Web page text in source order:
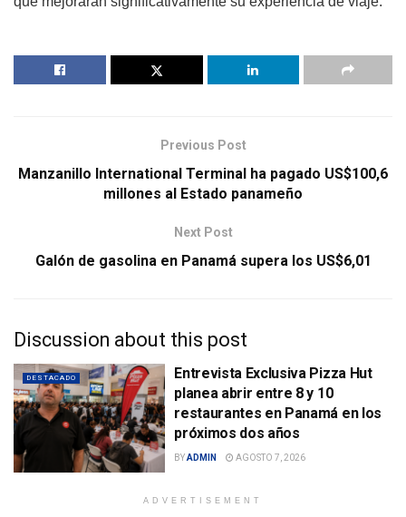
Previous Post
Manzanillo International Terminal ha pagado US$100,6
millones al Estado panameño
Next Post
Galón de gasolina en Panamá supera los US$6,01
Discussion about this post
DESTACADO
Entrevista Exclusiva Pizza Hut
planea abrir entre 8 y 10
restaurantes en Panamá en los
próximos dos años
BYADMIN AGOSTO 7, 2026
ADVERTISEMENT